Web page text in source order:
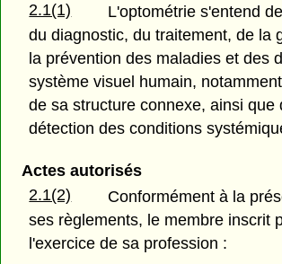
2.1(1)
L'optométrie s'entend
du diagnostic, du traitement, de la
la prévention des maladies et des
système visuel humain,
de sa structure connexe, ainsi que
détection des conditions
Actes autorisés
2.1(2)
Conformément à la
ses règlements, le membre inscrit
l'exercice de sa profession :